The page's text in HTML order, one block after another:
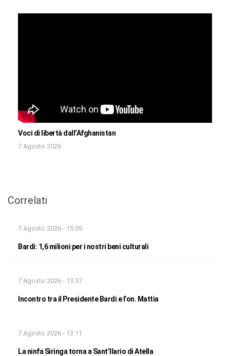
Voci di libertà dall’Afghanistan
7 Agosto 2026
Correlati
7 Agosto 2026 - 15:59
Bardi: 1,6 milioni per i nostri beni culturali
7 Agosto 2026 - 13:57
Incontro tra il Presidente Bardi e l’on. Mattia
7 Agosto 2026 - 13:11
La ninfa Siringa torna a Sant’Ilario di Atella